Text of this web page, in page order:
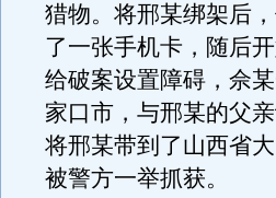
猎物。将邢某绑架后
了一张手机卡，随后
给破案设置障碍，佘
家口市，与邢某的父
将邢某带到了山西省
被警方一举抓获。